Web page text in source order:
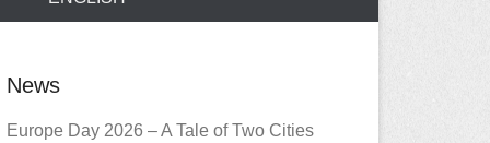
News
Europe Day 2026 – A Tale of Two Cities